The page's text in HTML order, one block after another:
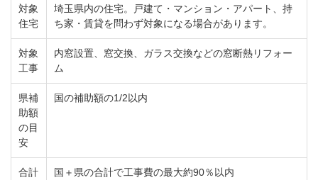
対象
住宅
埼玉県内の住宅。戸建て・マンション・アパート、持
ち家・賃貸を問わず対象になる場合があります。
対象
工事
内窓設置、窓交換、ガラス交換などの窓断熱リフォー
ム
県補
助額
の目
安
国の補助額の1/2以内
合計
国＋県の合計で工事費の最大約90％以内